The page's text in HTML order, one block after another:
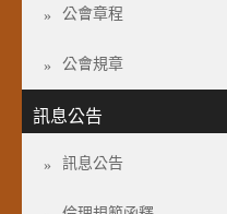
公會章程
公會規章
訊息公告
訊息公告